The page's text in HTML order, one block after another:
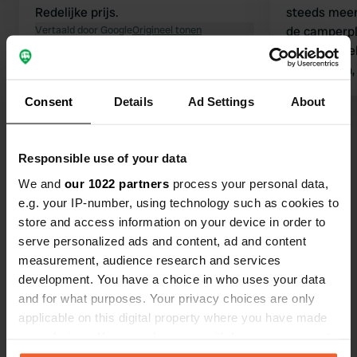
Consent Details Ad Settings About
Responsible use of your data
We and our 1022 partners process your personal data,
e.g. your IP-number, using technology such as cookies to
store and access information on your device in order to
serve personalized ads and content, ad and content
measurement, audience research and services
development. You have a choice in who uses your data
and for what purposes. Your privacy choices are only
applicable on this digital property where you have made
Redelijke prijs.
Vertaald door GoogleOrigineel tonen
steeds
de
tot geen
plaatsen
Contact